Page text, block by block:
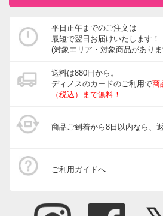
平日正午までのご注文は
最短で翌日お届けいたします！
(対象エリア・対象商品があり
送料は880円から。
ディノスのカードのご利用で商
（税込）まで無料！
商品ご到着から8日以内なら、
ご利用ガイドへ